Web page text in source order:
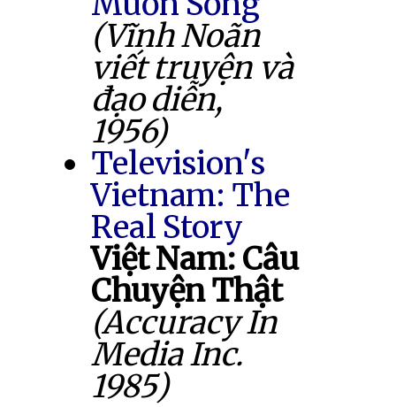
(Vĩnh Noãn
viết truyện và
đạo diễn,
1956)
Television's
Vietnam: The
Real Story
Việt Nam: Câu
Chuyện Thật
(Accuracy In
Media Inc.
1985)